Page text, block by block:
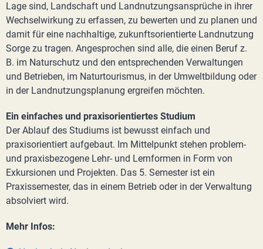
Lage sind, Landschaft und Landnutzungsansprüche in ihrer
Wechselwirkung zu erfassen, zu bewerten und zu planen und
damit für eine nachhaltige, zukunftsorientierte Landnutzung
Sorge zu tragen. Angesprochen sind alle, die einen Beruf z.
B. im Naturschutz und den entsprechenden Verwaltungen
und Betrieben, im Naturtourismus, in der Umweltbildung oder
in der Landnutzungsplanung ergreifen möchten.
Ein einfaches und praxisorientiertes Studium
Der Ablauf des Studiums ist bewusst einfach und
praxisorientiert aufgebaut. Im Mittelpunkt stehen problem-
und praxisbezogene Lehr- und Lernformen in Form von
Exkursionen und Projekten. Das 5. Semester ist ein
Praxissemester, das in einem Betrieb oder in der Verwaltung
absolviert wird.
Mehr Infos: